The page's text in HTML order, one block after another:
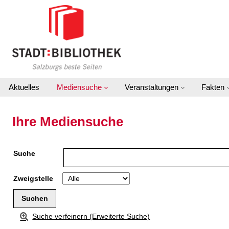
Zu den Suchfiltern springen
Zur Trefferliste springen
Aktuelles Mediensuche Veranstaltungen Fakten
Ihre Mediensuche
Suche
Zweigstelle
Suche verfeinern (Erweiterte Suche)